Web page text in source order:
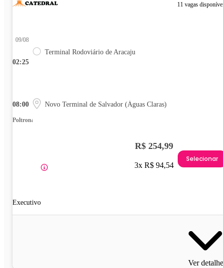
11 vagas
02:25
09/08
Terminal Rodoviário de Aracaju
08:00 Novo Terminal de Salvador (Águas Claras)
Poltrona
Executivo
R$ 254,99
3x R$ 94,54
Selecionar
Ver